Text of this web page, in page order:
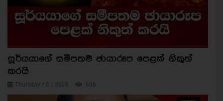
සූර්යයාගේ සමීපතම ඡායාරූප පෙළක් නිකුත්
කරයි
Thursday / 6 / 2026 636